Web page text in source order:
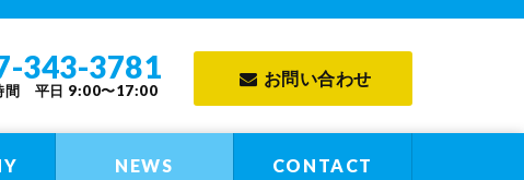
343-3781
間 平日 9:00〜17:00
お問い合わせ
NEWS CONTACT